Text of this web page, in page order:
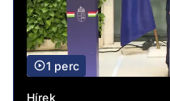
1 perc
Hírek